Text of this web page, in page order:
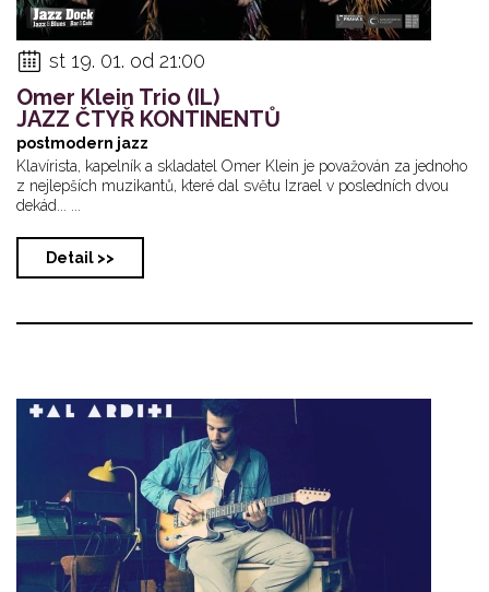
st 19. 01. od 21:00
Omer Klein Trio (IL)
JAZZ ČTYŘ KONTINENTŮ
postmodern jazz
Klavírista, kapelník a skladatel Omer Klein je považován za jednoho
z nejlepších muzikantů, které dal světu Izrael v posledních dvou
dekád... ...
Detail >>